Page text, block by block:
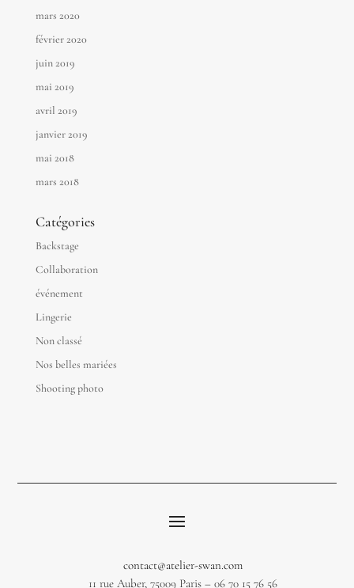
mars 2020
février 2020
juin 2019
mai 2019
avril 2019
janvier 2019
mai 2018
mars 2018
Catégories
Backstage
Collaboration
événement
Lingerie
Non classé
Nos belles mariées
Shooting photo
contact@atelier-swan.com
11 rue Auber, 75009 Paris – 06 70 15 76 56